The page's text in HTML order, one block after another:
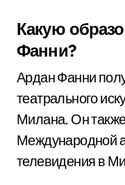
Какую
Фанни?
Ардан Фанни
театрального
Милана. Он
Международной
телевидения в